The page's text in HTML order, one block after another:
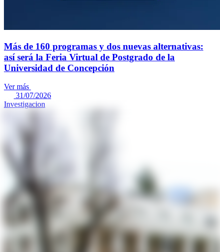
Más de 160 programas y dos nuevas alternativas:
así será la Feria Virtual de Postgrado de la
Universidad de Concepción
Ver más
31/07/2026
Investigacion